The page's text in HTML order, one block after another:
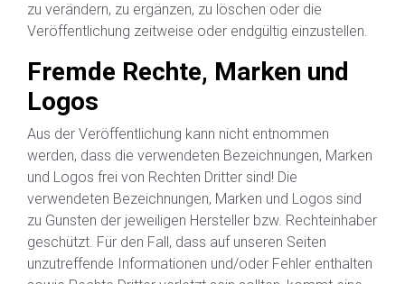
zu verändern, zu ergänzen, zu löschen oder die
Veröffentlichung zeitweise oder endgültig einzustellen.
Fremde Rechte, Marken und
Logos
Aus der Veröffentlichung kann nicht entnommen
werden, dass die verwendeten Bezeichnungen, Marken
und Logos frei von Rechten Dritter sind! Die
verwendeten Bezeichnungen, Marken und Logos sind
zu Gunsten der jeweiligen Hersteller bzw. Rechteinhaber
geschützt. Für den Fall, dass auf unseren Seiten
unzutreffende Informationen und/oder Fehler enthalten